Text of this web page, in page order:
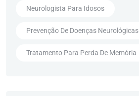
Neurologista Para Idosos
Prevenção De Doenças Neurológicas
Tratamento Para Perda De Memória